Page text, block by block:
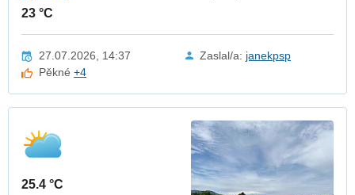
23 °C
27.07.2026, 14:37 Zaslal/a: janekpsp
Pěkné+4
25.4 °C